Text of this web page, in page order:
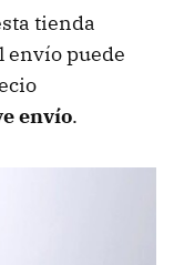
tienda
envío puede
envío.